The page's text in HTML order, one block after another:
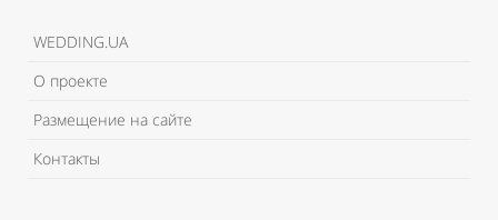
WEDDING.UA
О проекте
Размещение на сайте
Контакты